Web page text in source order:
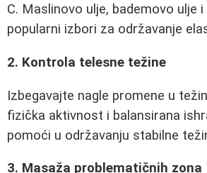
C. Maslinovo ulje, bademovo ulje
popularni izbori za održavanje
2. Kontrola telesne težine
Izbegavajte nagle promene u
fizička aktivnost i balansirana
pomoći u održavanju stabilne
3. Masaža problematičnih zona